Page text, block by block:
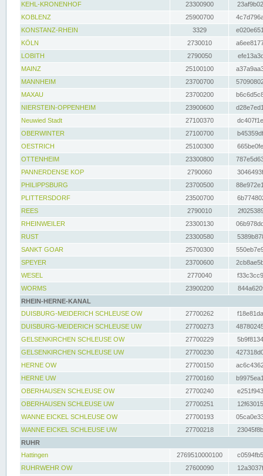
KEHL-KRONENHOF
23300900
KOBLENZ
25900700
KONSTANZ-RHEIN
3329
KÖLN
2730010
LOBITH
2790050
MAINZ
25100100
MANNHEIM
23700700
MAXAU
23700200
NIERSTEIN-OPPENHEIM
23900600
Neuwied Stadt
27100370
OBERWINTER
27100700
OESTRICH
25100300
OTTENHEIM
23300800
PANNERDENSE KOP
2790060
PHILIPPSBURG
23700500
PLITTERSDORF
23500700
REES
2790010
RHEINWEILER
23300130
RUST
23300580
SANKT GOAR
25700300
SPEYER
23700600
WESEL
2770040
WORMS
23900200
RHEIN-HERNE-KANAL
DUISBURG-MEIDERICH SCHLEUSE OW
27700262
DUISBURG-MEIDERICH SCHLEUSE UW
27700273
GELSENKIRCHEN SCHLEUSE OW
27700229
GELSENKIRCHEN SCHLEUSE UW
27700230
HERNE OW
27700150
HERNE UW
27700160
OBERHAUSEN SCHLEUSE OW
27700240
OBERHAUSEN SCHLEUSE UW
27700251
WANNE EICKEL SCHLEUSE OW
27700193
WANNE EICKEL SCHLEUSE UW
27700218
RUHR
Hattingen
2769510000100
RUHRWEHR OW
27600090